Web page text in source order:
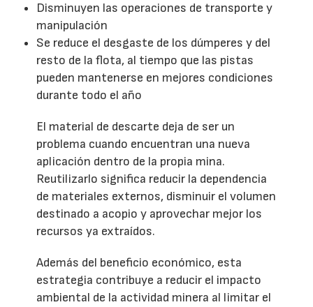
Disminuyen las operaciones de transporte y
manipulación
Se reduce el desgaste de los dúmperes y del
resto de la flota, al tiempo que las pistas
pueden mantenerse en mejores condiciones
durante todo el año
El material de descarte deja de ser un
problema cuando encuentran una nueva
aplicación dentro de la propia mina.
Reutilizarlo significa reducir la dependencia
de materiales externos, disminuir el volumen
destinado a acopio y aprovechar mejor los
recursos ya extraídos.
Además del beneficio económico, esta
estrategia contribuye a reducir el impacto
ambiental de la actividad minera al limitar el